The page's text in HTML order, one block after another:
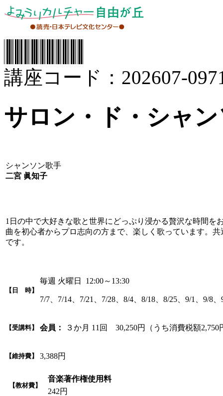
講座コード：202607-
サロン・ド・シャ
シャンソン歌手
二宮 眞知子
1日の中で大好きな歌と世界にどっぷり浸かる贅沢な時間を
曲を初心者からプロ志向の方まで、楽しく歌っています。
です。
【日 時】
毎週 火曜日 12:00～13:30
7/7、7/14、7/21、7/28、8/4、8/18、8/25、9/1、9/8、
【受講料】 会員： ３か月 11回 30,250円（うち消費税額2,750
【維持費】 3,388円
【教材費】
音楽著作権使用料
242円